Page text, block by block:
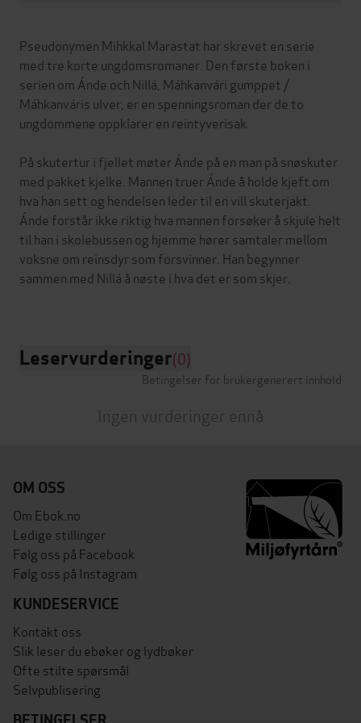
Pseudonymen Mihkkal Marastat har skrevet en serie
med tre korte ungdomsromaner. Den første boken i
serien om Ánde och Nillá, Máhkanvári gumppet /
Máhkanváris ulver, er en spenningsroman der de to
ungdommene oppklarer en reintyverisak.
På skutertur i fjellet møter Ánde på en man på snøskuter
med pakket kjelke. Mannen truer Ánde å holde kjeft om
hva han sett og hendelsen leder til en vill skuterjakt.
Ánde forstår ikke riktig hva mannen forsøker å skjule helt
til han i skolebussen og hjemme hører samtaler mellom
voksne om reinsdyr som forsvinner. Han begynner
sammen med Nillá å nøste i hva det er som skjer.
Leservurderinger(0)
Betingelser for brukergenerert innhold
Ingen vurderinger ennå
OM OSS
Om Ebok.no
Ledige stillinger
Følg oss på Facebook
Følg oss på Instagram
KUNDESERVICE
Kontakt oss
Slik leser du ebøker og lydbøker
Ofte stilte spørsmål
Selvpublisering